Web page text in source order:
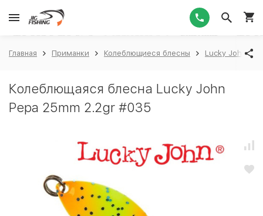
Главная Приманки Колеблющиеся блесны Lucky John
Колеблющаяся блесна Lucky John
Pepa 25mm 2.2gr #035